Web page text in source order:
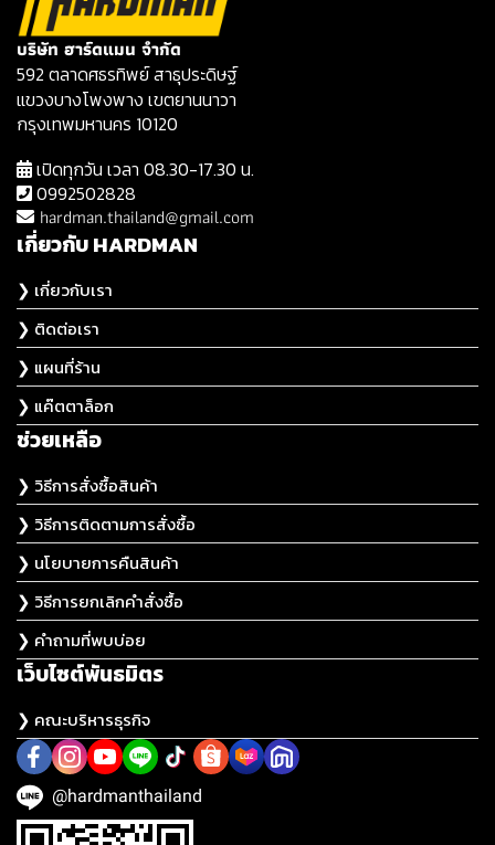
บริษัท ฮาร์ดแมน จำกัด
592 ตลาดศธรทิพย์ สาธุประดิษฐ์
แขวงบางโพงพาง เขตยานนาวา
กรุงเทพมหานคร 10120
เปิดทุกวัน เวลา 08.30-17.30 น.
0992502828
hardman.thailand@gmail.com
เกี่ยวกับ HARDMAN
❯ เกี่ยวกับเรา
❯ ติดต่อเรา
❯ แผนที่ร้าน
❯ แค๊ตตาล็อก
ช่วยเหลือ
❯ วิธีการสั่งซื้อสินค้า
❯ วิธีการติดตามการสั่งซื้อ
❯ นโยบายการคืนสินค้า
❯ วิธีการยกเลิกคำสั่งซื้อ
❯ คำถามที่พบบ่อย
เว็บไซต์พันธมิตร
❯ คณะบริหารธุรกิจ
@hardmanthailand